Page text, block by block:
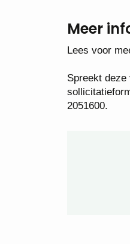
Meer
Lees voor
Spreekt
2051600.